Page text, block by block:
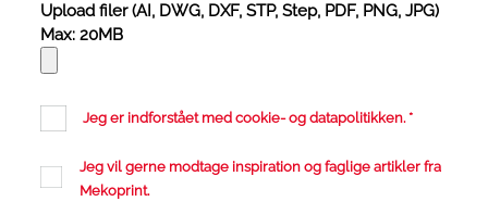
Upload filer (AI, DWG, DXF, STP, Step, PDF, PNG, JPG)
Max: 20MB
Jeg er indforstået medcookie- og datapolitikken.*
Jeg vil gerne modtage inspiration og faglige artikler fra
Mekoprint.